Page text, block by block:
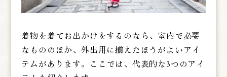
着物を着てお出かけをするのなら、室内で必要
なもののほか、外出用に揃えたほうがよいアイ
テムがあります。ここでは、代表的な3つのアイ